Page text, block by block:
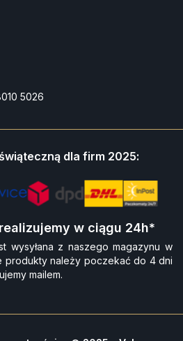
5026
dla firm 2025:
w ciągu 24h*
wysyłana z naszego magazynu w
produkty należy poczekać do 4 dni
mailem.